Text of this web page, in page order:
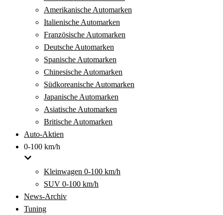
Amerikanische Automarken
Italienische Automarken
Französische Automarken
Deutsche Automarken
Spanische Automarken
Chinesische Automarken
Südkoreanische Automarken
Japanische Automarken
Asiatische Automarken
Britische Automarken
Auto-Aktien
0-100 km/h
Kleinwagen 0-100 km/h
SUV 0-100 km/h
News-Archiv
Tuning